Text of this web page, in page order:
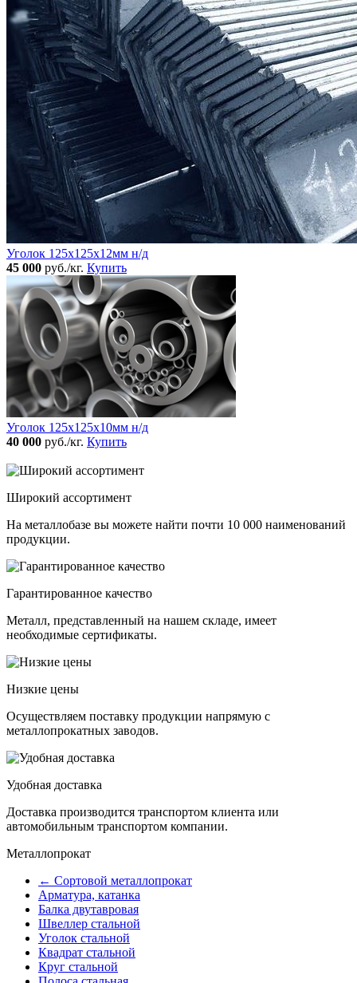
Уголок 125x125х12мм н/д
45 000 руб./кг. Купить
Уголок 125x125х10мм н/д
40 000 руб./кг. Купить
Широкий ассортимент
На металлобазе вы можете найти почти 10 000 наименований
продукции.
Гарантированное качество
Металл, представленный на нашем складе, имеет
необходимые сертификаты.
Низкие цены
Осуществляем поставку продукции напрямую с
металлопрокатных заводов.
Удобная доставка
Доставка производится транспортом клиента или
автомобильным транспортом компании.
Металлопрокат
← Сортовой металлопрокат
Арматура, катанка
Балка двутавровая
Швеллер стальной
Уголок стальной
Квадрат стальной
Круг стальной